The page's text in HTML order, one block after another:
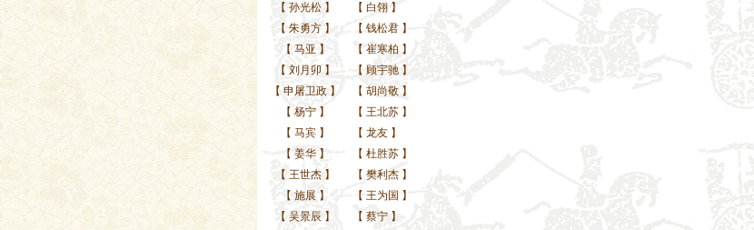
【 孙光松】 【 白翎 】
【 朱勇方】 【 钱松君 】
【 马亚 】 【 崔寒柏 】
【 刘月卯 】 【 顾宇驰 】
【 申屠卫政】 【 胡尚敬 】
【 杨宁】 【 王北苏 】
【 马宾】 【 龙友 】
【 姜华】 【 杜胜苏 】
【 王世杰】 【 樊利杰 】
【 施展 】 【 王为国 】
【 吴景辰 】 【 蔡宁 】